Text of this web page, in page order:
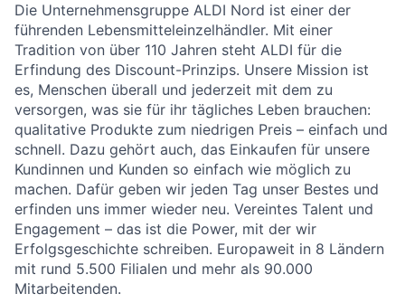
Die Unternehmensgruppe ALDI Nord ist einer der
führenden Lebensmitteleinzelhändler. Mit einer
Tradition von über 110 Jahren steht ALDI für die
Erfindung des Discount-Prinzips. Unsere Mission ist
es, Menschen überall und jederzeit mit dem zu
versorgen, was sie für ihr tägliches Leben brauchen:
qualitative Produkte zum niedrigen Preis – einfach und
schnell. Dazu gehört auch, das Einkaufen für unsere
Kundinnen und Kunden so einfach wie möglich zu
machen. Dafür geben wir jeden Tag unser Bestes und
erfinden uns immer wieder neu. Vereintes Talent und
Engagement – das ist die Power, mit der wir
Erfolgsgeschichte schreiben. Europaweit in 8 Ländern
mit rund 5.500 Filialen und mehr als 90.000
Mitarbeitenden.